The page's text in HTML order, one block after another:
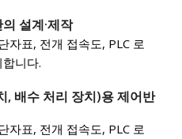
설계·제작
자표, 전개 접속도, PLC 로
니다.
, 배수 처리 장치)용 제어반
자표, 전개 접속도, PLC 로